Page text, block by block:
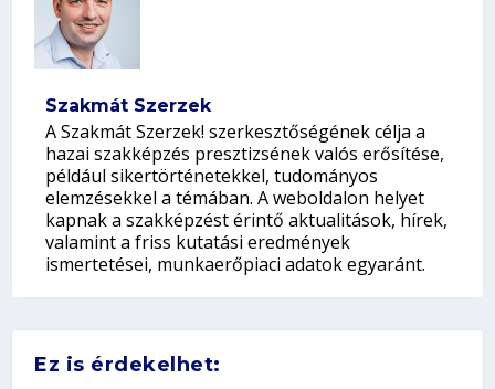
Szakmát Szerzek
A Szakmát Szerzek! szerkesztőségének célja a
hazai szakképzés presztizsének valós erősítése,
például sikertörténetekkel, tudományos
elemzésekkel a témában. A weboldalon helyet
kapnak a szakképzést érintő aktualitások, hírek,
valamint a friss kutatási eredmények
ismertetései, munkaerőpiaci adatok egyaránt.
Ez is érdekelhet: